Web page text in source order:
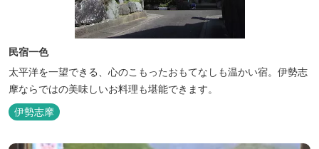
民宿一色
太平洋を一望できる、心のこもったおもてなしも温かい宿。伊勢志
摩ならではの美味しいお料理も堪能できます。
伊勢志摩